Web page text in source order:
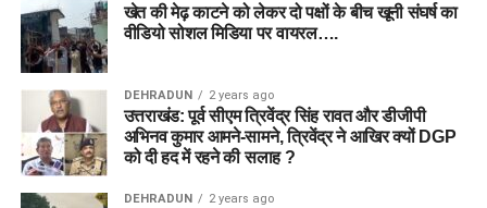
खेत की मेढ़ काटने को लेकर दो पक्षों के बीच खूनी संघर्ष का
वीडियो सोशल मिडिया पर वायरल….
DEHRADUN 2 years ago
उत्तराखंड: पूर्व सीएम त्रिवेंद्र सिंह रावत और डीजीपी
अभिनव कुमार आमने-सामने, त्रिवेंद्र ने आखिर क्यों DGP
को दी हद में रहने की सलाह ?
DEHRADUN 2 years ago